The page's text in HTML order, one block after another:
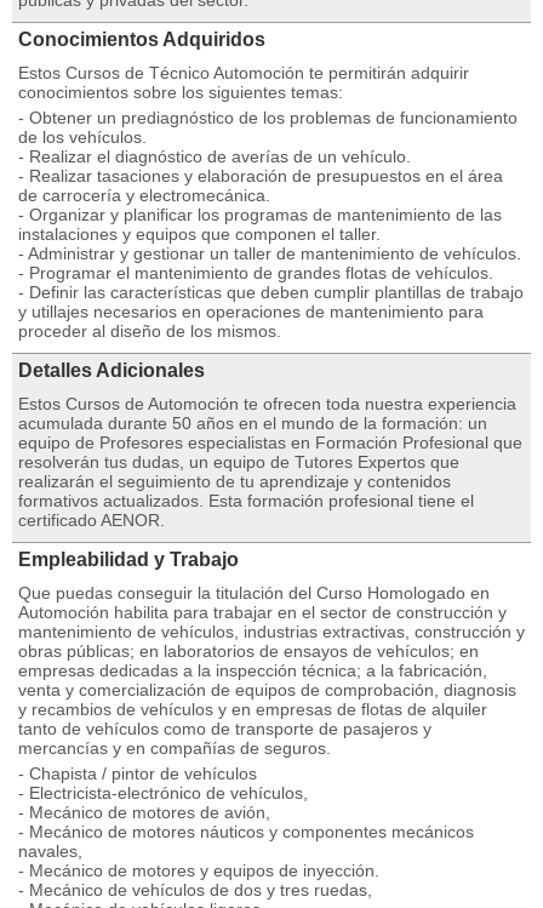
Conocimientos Adquiridos
Estos Cursos de Técnico Automoción te permitirán adquirir
conocimientos sobre los siguientes temas:
- Obtener un prediagnóstico de los problemas de funcionamiento
de los vehículos.
- Realizar el diagnóstico de averías de un vehículo.
- Realizar tasaciones y elaboración de presupuestos en el área
de carrocería y electromecánica.
- Organizar y planificar los programas de mantenimiento de las
instalaciones y equipos que componen el taller.
- Administrar y gestionar un taller de mantenimiento de vehículos.
- Programar el mantenimiento de grandes flotas de vehículos.
- Definir las características que deben cumplir plantillas de trabajo
y utillajes necesarios en operaciones de mantenimiento para
proceder al diseño de los mismos.
Detalles Adicionales
Estos Cursos de Automoción te ofrecen toda nuestra experiencia
acumulada durante 50 años en el mundo de la formación: un
equipo de Profesores especialistas en Formación Profesional que
resolverán tus dudas, un equipo de Tutores Expertos que
realizarán el seguimiento de tu aprendizaje y contenidos
formativos actualizados. Esta formación profesional tiene el
certificado AENOR.
Empleabilidad y Trabajo
Que puedas conseguir la titulación del Curso Homologado en
Automoción habilita para trabajar en el sector de construcción y
mantenimiento de vehículos, industrias extractivas, construcción y
obras públicas; en laboratorios de ensayos de vehículos; en
empresas dedicadas a la inspección técnica; a la fabricación,
venta y comercialización de equipos de comprobación, diagnosis
y recambios de vehículos y en empresas de flotas de alquiler
tanto de vehículos como de transporte de pasajeros y
mercancías y en compañías de seguros.
- Chapista / pintor de vehículos
- Electricista-electrónico de vehículos,
- Mecánico de motores de avión,
- Mecánico de motores náuticos y componentes mecánicos
navales,
- Mecánico de motores y equipos de inyección.
- Mecánico de vehículos de dos y tres ruedas,